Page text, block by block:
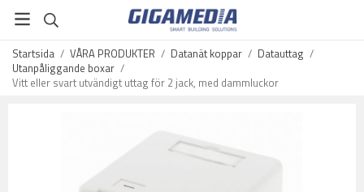
Startsida / VÅRA PRODUKTER / Datanät koppar / Datauttag /
Utanpåliggande boxar /
Vitt eller svart utvändigt uttag för 2 jack, med dammluckor